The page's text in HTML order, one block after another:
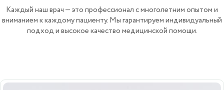
Каждый наш врач — это профессионал с многолетним опытом и
вниманием к каждому пациенту. Мы гарантируем индивидуальный
подход и высокое качество медицинской помощи.